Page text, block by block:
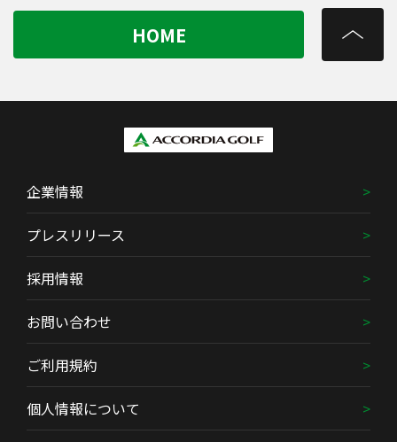
HOME
企業情報
プレスリリース
採用情報
お問い合わせ
ご利用規約
個人情報について